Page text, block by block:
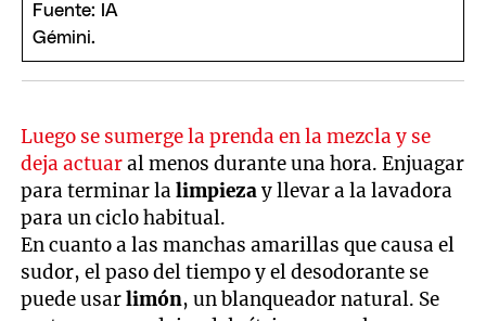
Luego se sumerge la prenda en la mezcla y se
deja actuaral menos durante una hora. Enjuagar
para terminar lalimpiezay llevar a la lavadora
para un ciclo habitual.
En cuanto a las manchas amarillas que causa el
sudor, el paso del tiempo y el desodorante se
puede usarlimón, un blanqueador natural. Se